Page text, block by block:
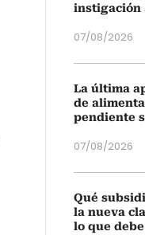
instigación
07/08/2026
La última
de
pendiente
07/08/2026
Qué
la nueva
lo que